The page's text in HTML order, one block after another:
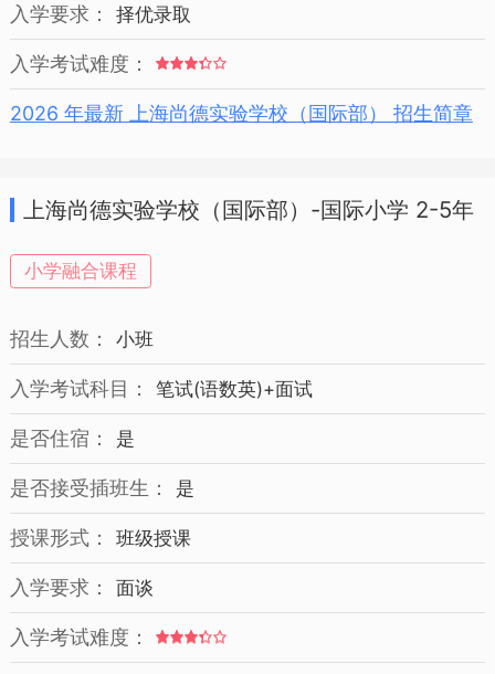
入学要求： 择优录取
入学考试难度：
2026 年最新 上海尚德实验学校（国际部） 招生简章
上海尚德实验学校（国际部）-国际小学 2-5年
小学融合课程
招生人数： 小班
入学考试科目： 笔试(语数英)+面试
是否住宿： 是
是否接受插班生： 是
授课形式： 班级授课
入学要求： 面谈
入学考试难度：